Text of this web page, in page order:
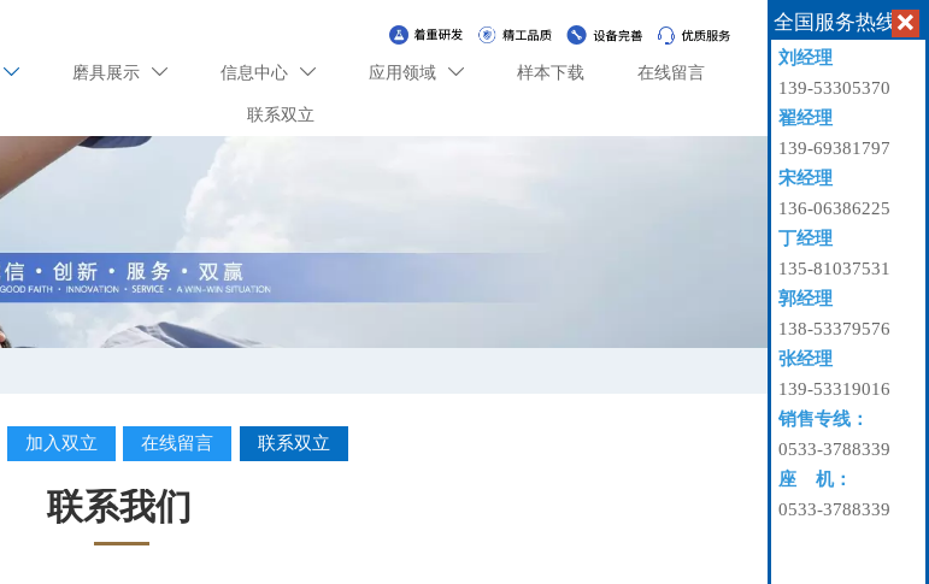
 磨具展示  信息中心  应用领域  样本下载 在线留言
联系双立
加入双立 在线留言 联系双立
联系我们
全国服务热线
刘经理
139-53305370
翟经理
139-69381797
宋经理
136-06386225
丁经理
135-81037531
郭经理
138-53379576
张经理
139-53319016
销售专线：
0533-3788339
座 机：
0533-3788339
